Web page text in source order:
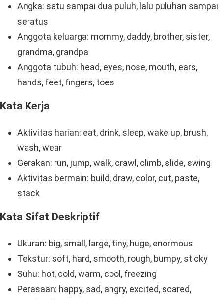
Angka: satu sampai dua puluh, lalu puluhan sampai
seratus
Anggota keluarga: mommy, daddy, brother, sister,
grandma, grandpa
Anggota tubuh: head, eyes, nose, mouth, ears,
hands, feet, fingers, toes
Kata Kerja
Aktivitas harian: eat, drink, sleep, wake up, brush,
wash, wear
Gerakan: run, jump, walk, crawl, climb, slide, swing
Aktivitas bermain: build, draw, color, cut, paste,
stack
Kata Sifat Deskriptif
Ukuran: big, small, large, tiny, huge, enormous
Tekstur: soft, hard, smooth, rough, bumpy, sticky
Suhu: hot, cold, warm, cool, freezing
Perasaan: happy, sad, angry, excited, scared,